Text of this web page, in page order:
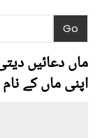
ماں دعائیں
اپنی ماں کے